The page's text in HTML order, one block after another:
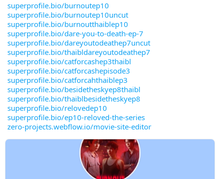
superprofile.bio/burnoutep10
superprofile.bio/burnoutep10uncut
superprofile.bio/burnoutthaiblep10
superprofile.bio/dare-you-to-death-ep-7
superprofile.bio/dareyoutodeathep7uncut
superprofile.bio/thaibldareyoutodeathep7
superprofile.bio/catforcashep3thaibl
superprofile.bio/catforcashepisode3
superprofile.bio/catforcahthaiblep3
superprofile.bio/besidetheskyep8thaibl
superprofile.bio/thaiblbesidetheskyep8
superprofile.bio/relovedep10
superprofile.bio/ep10-reloved-the-series
zero-projects.webflow.io/movie-site-editor